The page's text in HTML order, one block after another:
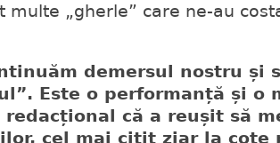
multe „gherle” care ne-au
demersul nostru și
Este o performanță și o
că a reușit să
cel mai citit ziar la cote